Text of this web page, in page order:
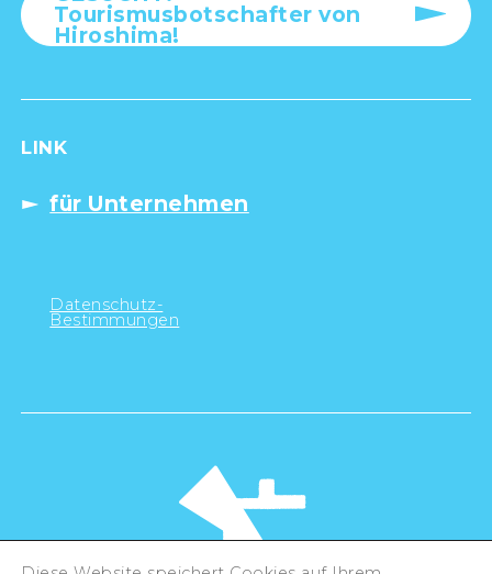
Tourismusbotschafter von
Hiroshima!
LINK
für Unternehmen
Datenschutz-
Bestimmungen